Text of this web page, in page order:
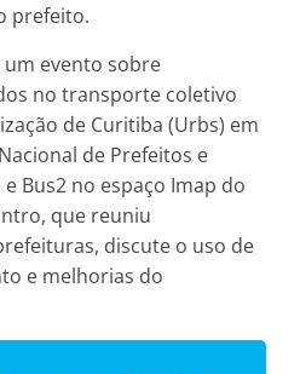
prefeito.
evento sobre
no transporte coletivo
de Curitiba (Urbs) em
de Prefeitos e
Bus2 no espaço Imap do
que reuniu
discute o uso de
e melhorias do